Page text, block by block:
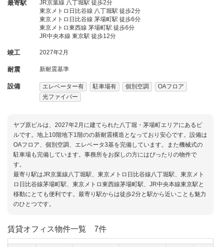
最寄駅
JR京葉線 八丁堀駅 徒歩2分
東京メトロ日比谷線 八丁堀駅 徒歩2分
東京メトロ日比谷線 茅場町駅 徒歩6分
東京メトロ東西線 茅場町駅 徒歩6分
JR中央本線 東京駅 徒歩12分
竣工 2027年2月
耐震 新耐震基準
設備 エレベーター有 駐車場有 個別空調
OAフロア
光ファイバー
ヤブ原ビルは、2027年2月に建てられた八丁堀・茅場町エリアにあるビ
ルです。地上10階地下1階のの新耐震構造となっており安心です。設備は
OAフロア、個別空調、エレベータ3基を完備しています。また機械式の
駐車場も完備しています。事務所をお探しの方にはぴったりの物件で
す。
最寄り駅はJR京葉線八丁堀駅、東京メトロ日比谷線八丁堀駅、東京メト
ロ日比谷線茅場町駅、東京メトロ東西線茅場町駅、JR中央本線東京駅と
移動にとても便利です。最寄り駅からは徒歩2分と駅から近いことも魅力
のひとつです。
賃貸オフィス物件一覧 7件